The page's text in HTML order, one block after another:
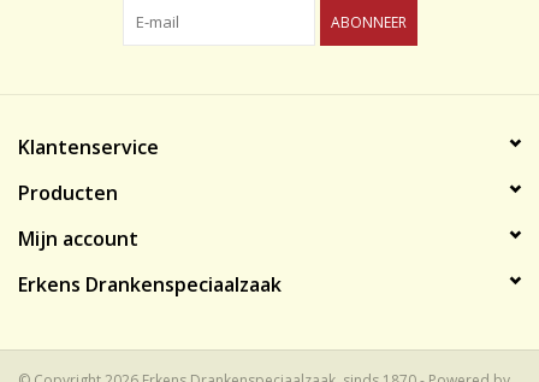
ABONNEER
Klantenservice
Producten
Mijn account
Erkens Drankenspeciaalzaak